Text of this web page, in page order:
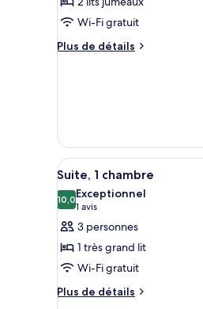
ce
type
de
lits
jumeaux
Wi-Fi gratuit
Plus de détails
Plus
lits
jumeaux
Afficher
toutes
les
photos
pour
ce
type
de
7
Suite, 1 chambre
10,010,0 sur 10
Exceptionnel
1 avis
(1 avis)
3 personnes
1 très grand lit
Wi-Fi gratuit
Plus de détails
Plus